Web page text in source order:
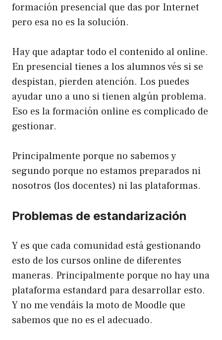
formación presencial que das por Internet
pero esa no es la solución.
Hay que adaptar todo el contenido al online.
En presencial tienes a los alumnos vés si se
despistan, pierden atención. Los puedes
ayudar uno a uno si tienen algún problema.
Eso es la formación online es complicado de
gestionar.
Principalmente porque no sabemos y
segundo porque no estamos preparados ni
nosotros (los docentes) ni las plataformas.
Problemas de estandarización
Y es que cada comunidad está gestionando
esto de los cursos online de diferentes
maneras. Principalmente porque no hay una
plataforma estandard para desarrollar esto.
Y no me vendáis la moto de Moodle que
sabemos que no es el adecuado.